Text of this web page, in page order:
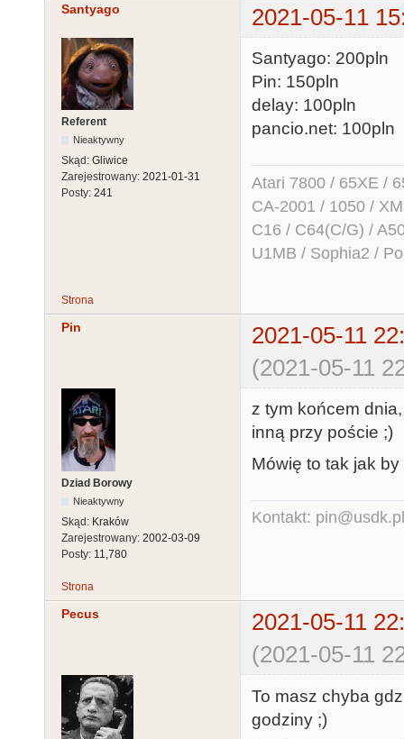
Santyago 2021-05-11
Referent
Nieaktywny
Skąd: Gliwice
Zarejestrowany: 2021-01-31
Posty: 241
Santyago: 200pln
Pin: 150pln
delay: 100pln
pancio.net: 100pln
Atari 7800 / 65XE /
CA-2001 / 1050 /
C16 / C64(C/G) /
U1MB / Sophia2 /
Strona
Pin
2021-05-11
(2021-05-11
Dziad Borowy
Nieaktywny
Skąd: Kraków
Zarejestrowany: 2002-03-09
Posty: 11,780
z tym końcem
inną przy poście ;)
Mówię to tak jak by
Kontakt: pin@usdk.pl
Strona
Pecus
2021-05-11
(2021-05-11
To masz chyba
godziny ;)